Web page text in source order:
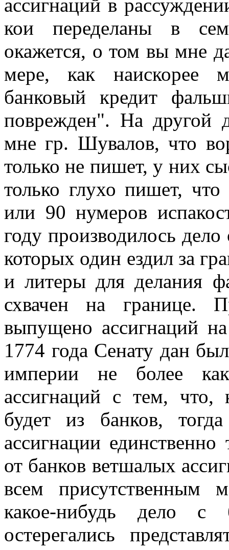
ассигнаций в
кои переделаны в
окажется, о том вы мне
мере, как наискорее
банковый кредит
поврежден". На другой
мне гр. Шувалов, что
только не пишет, у них
только глухо пишет,
или 90 нумеров
году производилось
которых один ездил за
и литеры для делания
схвачен на границе.
выпущено ассигнаций
1774 года Сенату дан
империи не более
ассигнаций с тем, что,
будет из банков,
ассигнации
от банков ветшалых
всем присутственным
какое-нибудь дело
остерегались